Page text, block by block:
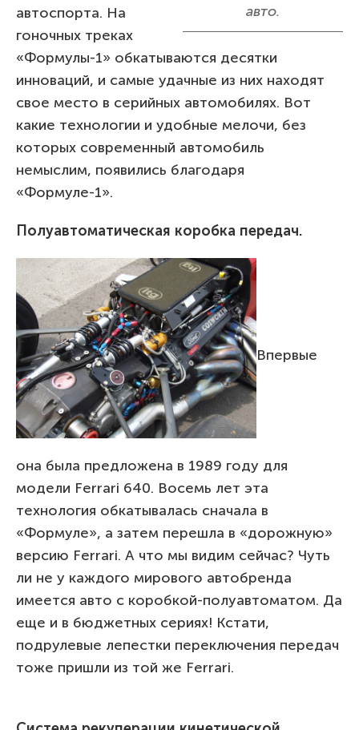
авто.
автоспорта. На
гоночных треках
«Формулы-1» обкатываются десятки
инноваций, и самые удачные из них находят
свое место в серийных автомобилях. Вот
какие технологии и удобные мелочи, без
которых современный автомобиль
немыслим, появились благодаря
«Формуле-1».
Полуавтоматическая коробка передач.
Впервые
она была предложена в 1989 году для
модели Ferrari 640. Восемь лет эта
технология обкатывалась сначала в
«Формуле», а затем перешла в «дорожную»
версию Ferrari. А что мы видим сейчас? Чуть
ли не у каждого мирового автобренда
имеется авто с коробкой-полуавтоматом. Да
еще и в бюджетных сериях! Кстати,
подрулевые лепестки переключения передач
тоже пришли из той же Ferrari.